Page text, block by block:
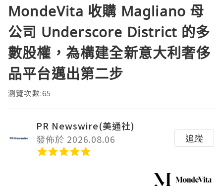
MondeVita 收購 Magliano 母
公司 Underscore District 的多
數股權，為構建全新意大利奢侈
品平台邁出第二步
瀏覽次數:65
PR Newswire(美通社)
發佈於 2026.08.06
追蹤